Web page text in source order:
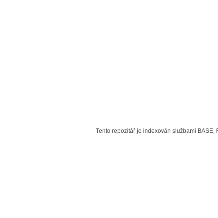
Tento repozitář je indexován službami BASE,